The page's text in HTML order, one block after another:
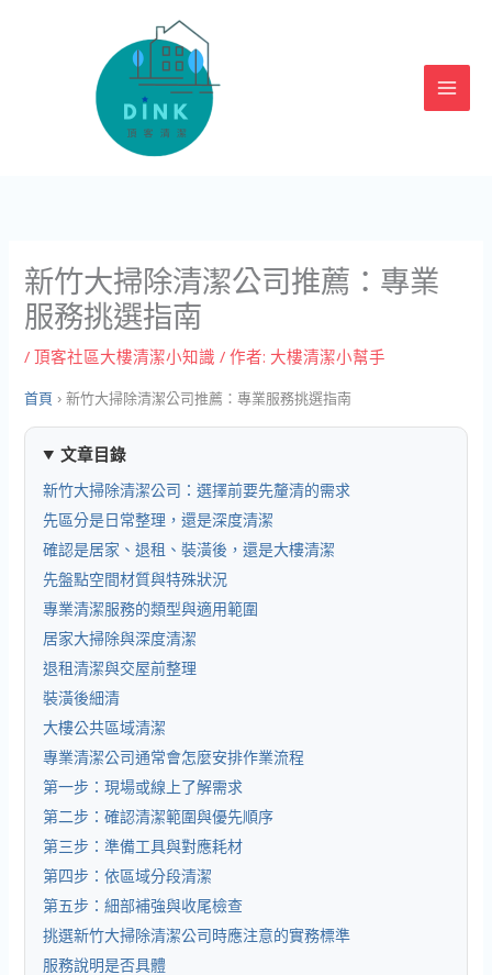
新竹大掃除清潔公司推薦：專業
服務挑選指南
/頂客社區大樓清潔小知識 / 作者: 大樓清潔小幫手
首頁 ›新竹大掃除清潔公司推薦：專業服務挑選指南
文章目錄
新竹大掃除清潔公司：選擇前要先釐清的需求
先區分是日常整理，還是深度清潔
確認是居家、退租、裝潢後，還是大樓清潔
先盤點空間材質與特殊狀況
專業清潔服務的類型與適用範圍
居家大掃除與深度清潔
退租清潔與交屋前整理
裝潢後細清
大樓公共區域清潔
專業清潔公司通常會怎麼安排作業流程
第一步：現場或線上了解需求
第二步：確認清潔範圍與優先順序
第三步：準備工具與對應耗材
第四步：依區域分段清潔
第五步：細部補強與收尾檢查
挑選新竹大掃除清潔公司時應注意的實務標準
服務說明是否具體